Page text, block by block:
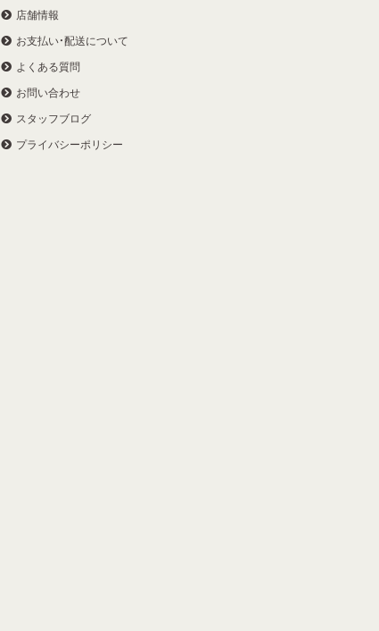
店舗情報
お支払い・配送について
よくある質問
お問い合わせ
スタッフブログ
プライバシーポリシー